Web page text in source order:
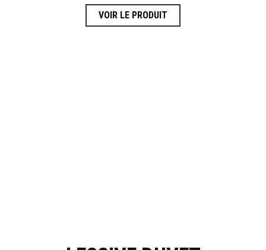
VOIR LE PRODUIT